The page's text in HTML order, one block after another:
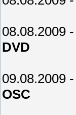
08.08.2009 -
DVD
09.08.2009 -
OSC